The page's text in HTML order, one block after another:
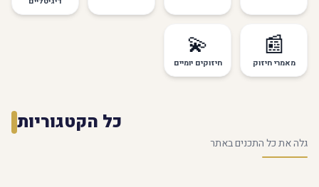
📰
מאמרי חיזוק
💫
חיזוקים יומיים
כל הקטגוריות
גלה את כל התכנים באתר